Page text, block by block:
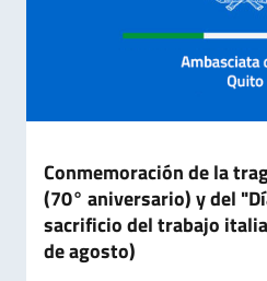
Conmemoración de la
(70° aniversario) y del
sacrificio del trabajo
de agosto)